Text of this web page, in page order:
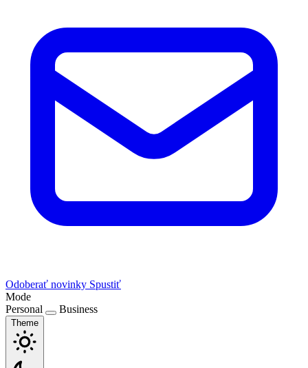
Odoberať novinky Spustiť
Mode
Personal
Business
Theme